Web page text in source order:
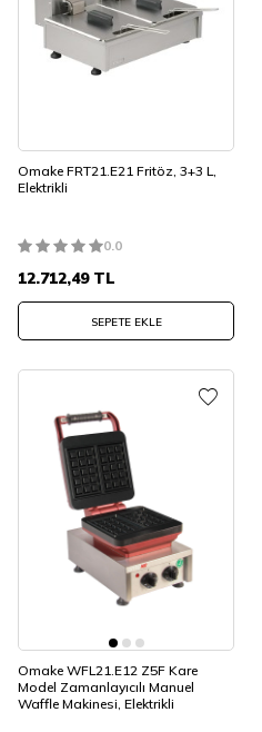
Omake FRT21.E21 Fritöz, 3+3 L,
Elektrikli
0.0
12.712,49TL
SEPETE EKLE
Omake WFL21.E12 Z5F Kare
Model Zamanlayıcılı Manuel
Waffle Makinesi, Elektrikli